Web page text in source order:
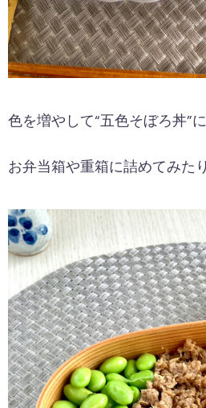
色を増やして“五色そぼろ丼”
お弁当箱や重箱に詰めてみたり